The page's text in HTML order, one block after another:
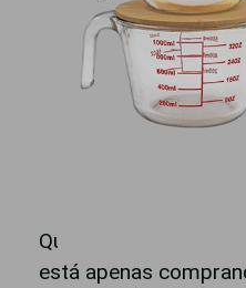
Quando você escolhe
está apenas